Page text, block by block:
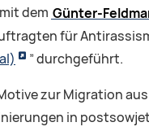
dem Günter-
für
” durchgeführt.
zur Migration
in